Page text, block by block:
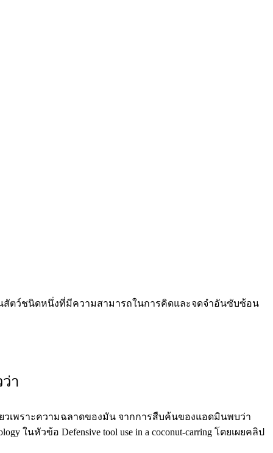
สัตว์ชนิดหนึ่งที่มีความสามารถในการคิดและจดจำอันซับซ้อน
า
เพราะความฉลาดของมัน จากการสืบค้นของแอดมินพบว่า
ในหัวข้อ Defensive tool use in a coconut-carring โดยเผยคลิป